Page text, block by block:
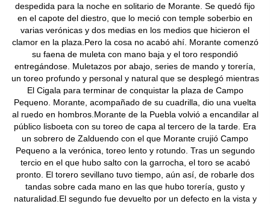
despedida para la noche en solitario de Morante. Se quedó fijo
en el capote del diestro, que lo meció con temple soberbio en
varias verónicas y dos medias en los medios que hicieron el
clamor en la plaza.Pero la cosa no acabó ahí. Morante comenzó
su faena de muleta con mano baja y el toro respondió
entregándose. Muletazos por abajo, series de mando y torería,
un toreo profundo y personal y natural que se desplegó mientras
El Cigala para terminar de conquistar la plaza de Campo
Pequeno. Morante, acompañado de su cuadrilla, dio una vuelta
al ruedo en hombros.Morante de la Puebla volvió a encandilar al
público lisboeta con su toreo de capa al tercero de la tarde. Era
un sobrero de Zalduendo con el que Morante crujió Campo
Pequeno a la verónica, toreo lento y rotundo. Tras un segundo
tercio en el que hubo salto con la garrocha, el toro se acabó
pronto. El torero sevillano tuvo tiempo, aún así, de robarle dos
tandas sobre cada mano en las que hubo torería, gusto y
naturalidad.El segundo fue devuelto por un defecto en la vista y